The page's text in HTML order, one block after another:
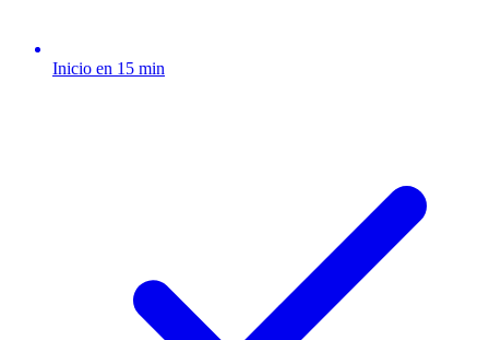
Inicio en 15 min